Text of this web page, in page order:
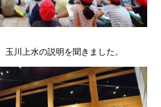
川上水の説明を聞きました。